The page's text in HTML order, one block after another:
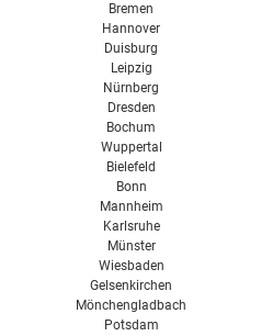
Bremen
Hannover
Duisburg
Leipzig
Nürnberg
Dresden
Bochum
Wuppertal
Bielefeld
Bonn
Mannheim
Karlsruhe
Münster
Wiesbaden
Gelsenkirchen
Mönchengladbach
Potsdam